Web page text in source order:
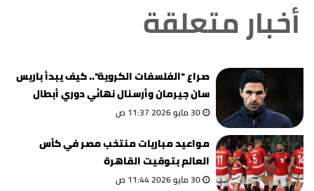
أخبار متعلقة
صراع "الفلسفات الكروية".. كيف يبدأ باريس
سان جيرمان وأرسنال نهائي دوري أبطال
أوروبا؟
30 مايو 2026 11:37 ص
مواعيد مباريات منتخب مصر في كأس
العالم بتوقيت القاهرة
30 مايو 2026 11:44 ص